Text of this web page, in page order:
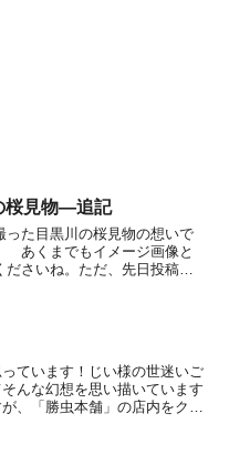
桜見物—追記
った目黒川の桜見物の想いで
あくまでもイメージ画像と
ださいね。ただ、先日投稿の
たことがあり...
ています！じい様の世迷いご
んな幻想を思い描いています
、「勝虫本舗」の店内をクリ